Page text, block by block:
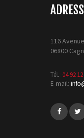
116
06800
Tél.: 04 92
E-mail: